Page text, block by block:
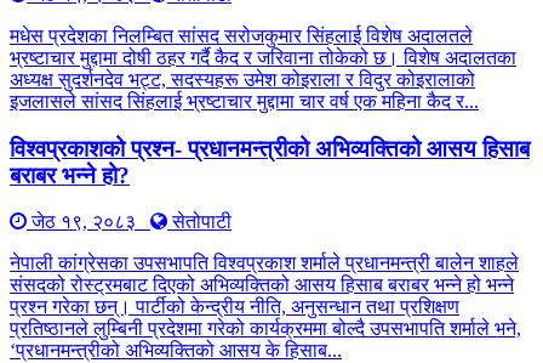
मधेस प्रदेशका निलम्बित सांसद सरोजकुमार सिंहलाई विशेष अदालतले
भ्रष्टाचार मुद्दामा दोषी ठहर गर्दै कैद र जरिवाना तोकेको छ। विशेष अदालतका
अध्यक्ष सुदर्शनदेव भट्ट, सदस्यहरू उमेश कोइराला र विदुर कोइरालाको
इजलासले सांसद सिंहलाई भ्रष्टाचार मुद्दामा चार वर्ष एक महिना कैद र...
विश्वप्रकाशको प्रश्न- प्रधानमन्त्रीको अभिव्यक्तिको आसय हिसाब
बराबर भन्ने हो?
जेठ १९, २०८३
सेतोपाटी
नेपाली कांग्रेसका उपसभापति विश्वप्रकाश शर्माले प्रधानमन्त्री बालेन शाहले
संसदको रोस्ट्रमबाट दिएको अभिव्यक्तिको आसय हिसाब बराबर भन्ने हो भन्ने
प्रश्न गरेका छन्। पार्टीको केन्द्रीय नीति, अनुसन्धान तथा प्रशिक्षण
प्रतिष्ठानले लुम्बिनी प्रदेशमा गरेको कार्यक्रममा बोल्दै उपसभापति शर्माले भने,
‘प्रधानमन्त्रीको अभिव्यक्तिको आसय के हिसाब...